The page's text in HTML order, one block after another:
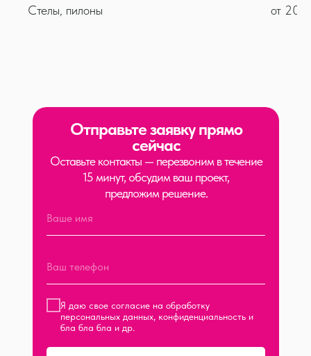
индивидуально от 10 рабочих дней
Стелы, пилоны от
Отправьте заявку прямо
сейчас
Оставьте контакты — перезвоним в течение
15 минут, обсудим ваш проект,
предложим решение.
Я даю свое согласие на обработку
персональных данных, конфиденциальность и
бла бла бла и др.